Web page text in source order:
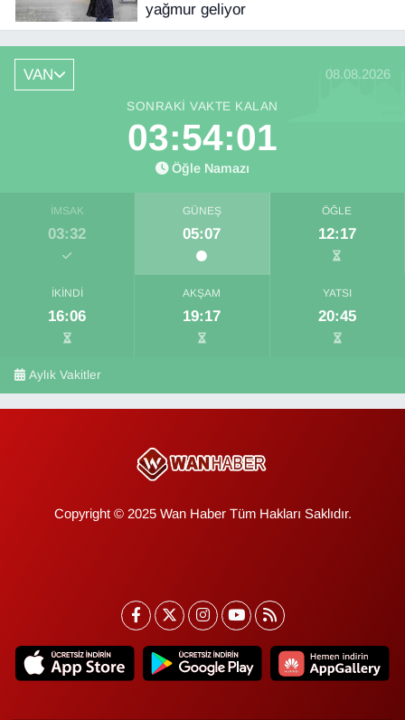
yağmur geliyor
VAN 08.08.2026
SONRAKI VAKTE KALAN
03:54:00
Öğle Namazı
İMSAK
03:32
GÜNEŞ
05:07
ÖĞLE
12:17
İKINDI
16:06
AKŞAM
19:17
YATSI
20:45
Aylık Vakitler
Copyright © 2025 Wan Haber Tüm Hakları Saklıdır.